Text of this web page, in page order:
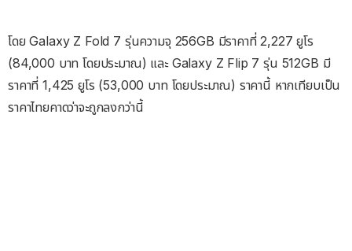
โดย Galaxy Z Fold 7 รุ่นความจุ 256GB มีราคาที่ 2,227 ยูโร
(84,000 บาท โดยประมาณ) และ Galaxy Z Flip 7 รุ่น 512GB มี
ราคาที่ 1,425 ยูโร (53,000 บาท โดยประมาณ) ราคานี้ หากเทียบเป็น
ราคาไทยคาดว่าจะถูกลงกว่านี้